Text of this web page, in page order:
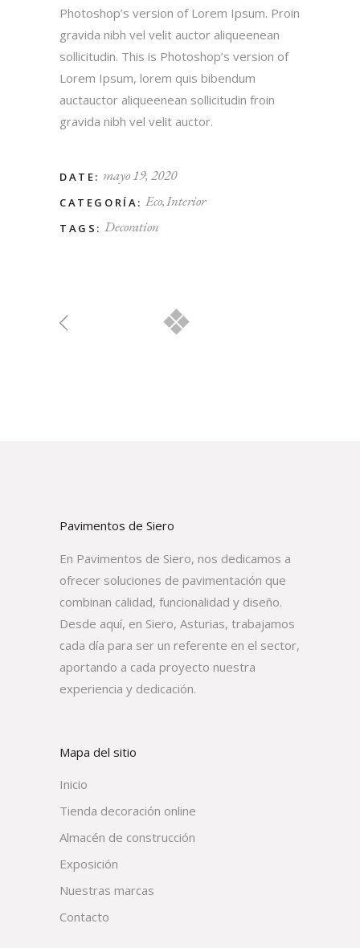
Photoshop’s version of Lorem Ipsum. Proin
gravida nibh vel velit auctor aliqueenean
sollicitudin. This is Photoshop’s version of
Lorem Ipsum, lorem quis bibendum
auctauctor aliqueenean sollicitudin froin
gravida nibh vel velit auctor.
DATE: mayo 19, 2020
CATEGORÍA: EcoInterior
TAGS: Decoration
Pavimentos de Siero
En Pavimentos de Siero, nos dedicamos a
ofrecer soluciones de pavimentación que
combinan calidad, funcionalidad y diseño.
Desde aquí, en Siero, Asturias, trabajamos
cada día para ser un referente en el sector,
aportando a cada proyecto nuestra
experiencia y dedicación.
Mapa del sitio
Inicio
Tienda decoración online
Almacén de construcción
Exposición
Nuestras marcas
Contacto